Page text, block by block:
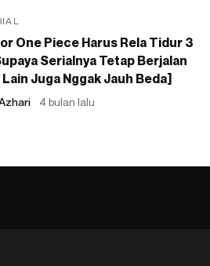
One Piece Harus Rela Tidur 3
Serialnya Tetap Berjalan
Lain Juga Nggak Jauh Beda]
4 bulan lalu